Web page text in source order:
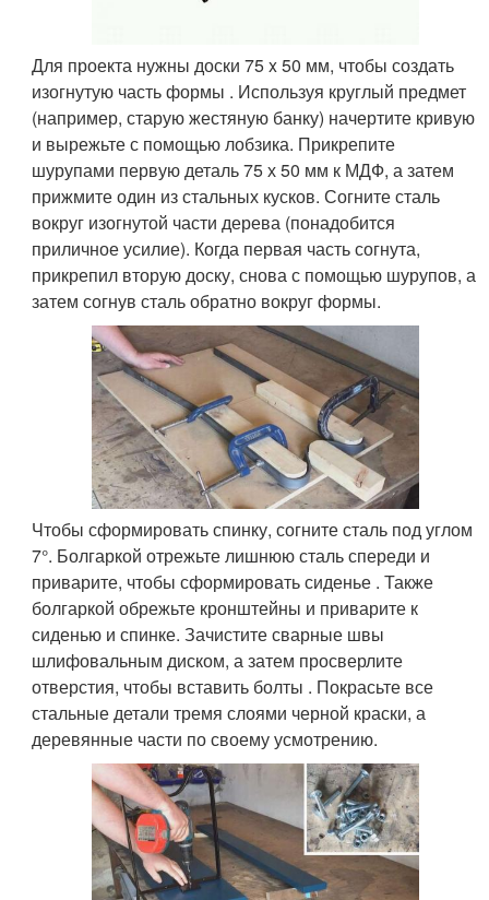
Для проекта нужны доски 75 x 50 мм, чтобы создать
изогнутую часть формы . Используя круглый предмет
(например, старую жестяную банку) начертите кривую
и вырежьте с помощью лобзика. Прикрепите
шурупами первую деталь 75 х 50 мм к МДФ, а затем
прижмите один из стальных кусков. Согните сталь
вокруг изогнутой части дерева (понадобится
приличное усилие). Когда первая часть согнута,
прикрепил вторую доску, снова с помощью шурупов, а
затем согнув сталь обратно вокруг формы.
Чтобы сформировать спинку, согните сталь под углом
7°. Болгаркой отрежьте лишнюю сталь спереди и
приварите, чтобы сформировать сиденье . Также
болгаркой обрежьте кронштейны и приварите к
сиденью и спинке. Зачистите сварные швы
шлифовальным диском, а затем просверлите
отверстия, чтобы вставить болты . Покрасьте все
стальные детали тремя слоями черной краски, а
деревянные части по своему усмотрению.